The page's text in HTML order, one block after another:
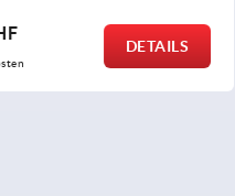
DETAILS